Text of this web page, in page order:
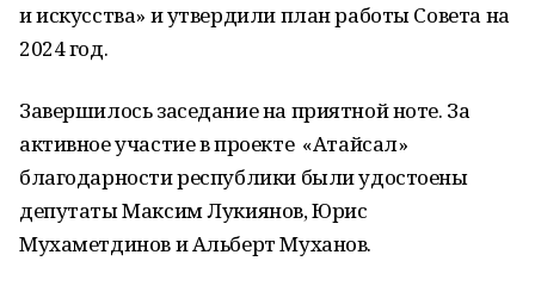
и искусства» и утвердили план работы Совета на
2024 год.
Завершилось заседание на приятной ноте. За
активное участие в проекте «Атайсал»
благодарности республики были удостоены
депутаты Максим Лукиянов, Юрис
Мухаметдинов и Альберт Муханов.